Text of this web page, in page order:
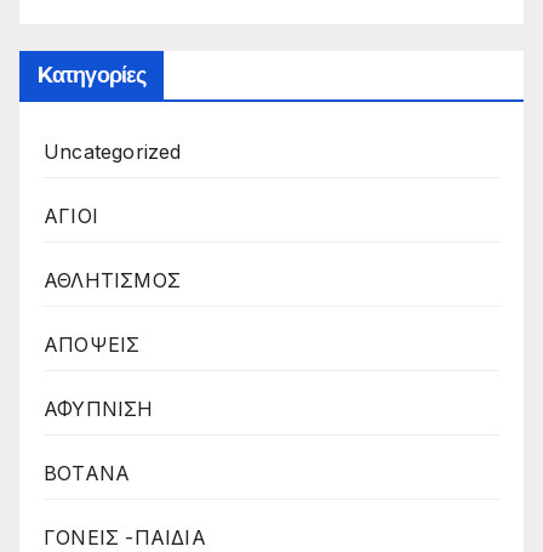
Kατηγορίες
Uncategorized
ΑΓΙΟΙ
ΑΘΛΗΤΙΣΜΟΣ
ΑΠΟΨΕΙΣ
ΑΦΥΠΝΙΣΗ
ΒΟΤΑΝΑ
ΓΟΝΕΙΣ -ΠΑΙΔΙΑ